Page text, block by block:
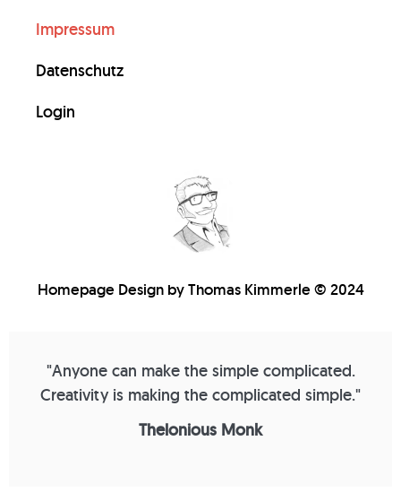
Impressum
Datenschutz
Login
Homepage Design by Thomas Kimmerle © 2024
"Anyone can make the simple complicated.
Creativity is making the complicated simple."
Thelonious Monk